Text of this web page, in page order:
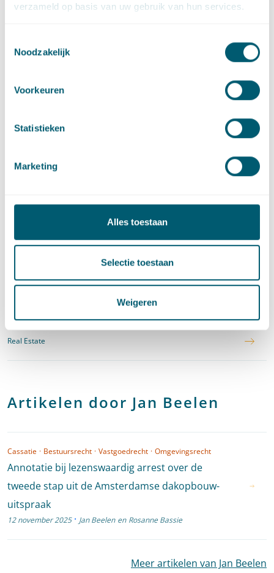
verzameld op basis van uw gebruik van hun services.
Noodzakelijk
Voorkeuren
Statistieken
Marketing
Alles toestaan
Selectie toestaan
Weigeren
Sector
Real Estate
Artikelen door Jan Beelen
Cassatie · Bestuursrecht · Vastgoedrecht · Omgevingsrecht
Annotatie bij lezenswaardig arrest over de
tweede stap uit de Amsterdamse dakopbouw-
uitspraak
12 november 2025 · Jan Beelen en Rosanne Bassie
Meer artikelen van Jan Beelen